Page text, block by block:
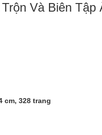
Và Biên Tập
cm, 328 trang